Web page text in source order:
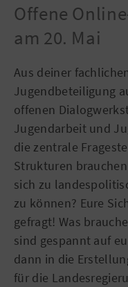
Offene
am 20. Mai
Aus deiner
Jugendbeteiligung
offenen
Jugendarbeit und
die zentrale
Strukturen
sich zu
zu können? Eure
gefragt! Was
sind gespannt auf
dann in die
für die